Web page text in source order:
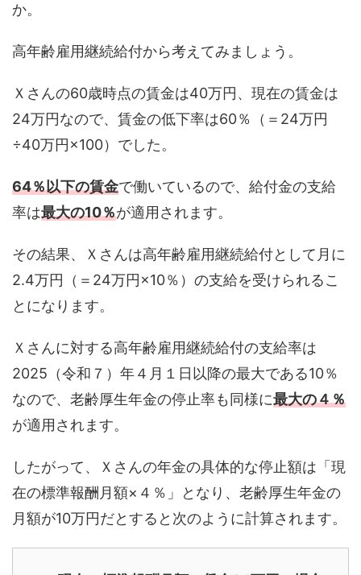
か。
高年齢雇用継続給付から考えてみましょう。
Ｘさんの60歳時点の賃金は40万円、現在の賃金は
24万円なので、賃金の低下率は60％（＝24万円
÷40万円×100）でした。
64％以下の賃金で働いているので、給付金の支給
率は最大の10％が適用されます。
その結果、Ｘさんは高年齢雇用継続給付として月に
2.4万円（＝24万円×10％）の支給を受けられるこ
とになります。
Ｘさんに対する高年齢雇用継続給付の支給率は
2025（令和７）年４月１日以降の最大である10％
なので、老齢厚生年金の停止率も同様に最大の４％
が適用されます。
したがって、Ｘさんの年金の具体的な停止額は「現
在の標準報酬月額×４％」となり、老齢厚生年金の
月額が10万円だとすると次のように計算されます。